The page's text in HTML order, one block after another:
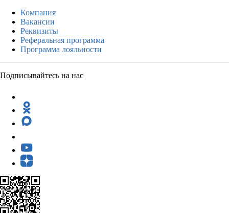
Компания
Вакансии
Реквизиты
Реферальная программа
Программа лояльности
Подписывайтесь на нас